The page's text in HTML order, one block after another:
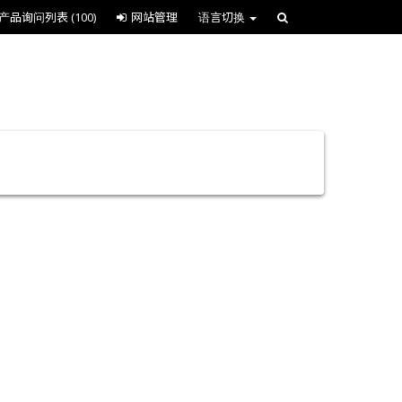
品询问列表(100) 网站管理 语言切换